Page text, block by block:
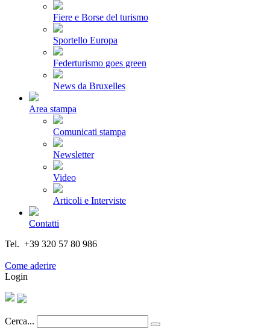
Fiere e Borse del turismo
Sportello Europa
Federturismo goes green
News da Bruxelles
Area stampa
Comunicati stampa
Newsletter
Video
Articoli e Interviste
Contatti
Tel. +39 320 57 80 986
Come aderire
Login
Cerca...